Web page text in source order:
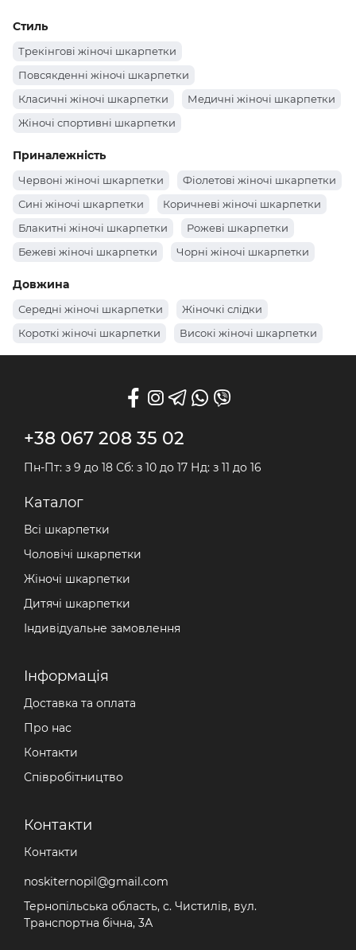
Стиль
Трекінгові жіночі шкарпетки
Повсякденні жіночі шкарпетки
Класичні жіночі шкарпетки
Медичні жіночі шкарпетки
Жіночі спортивні шкарпетки
Приналежність
Червоні жіночі шкарпетки
Фіолетові жіночі шкарпетки
Сині жіночі шкарпетки
Коричневі жіночі шкарпетки
Блакитні жіночі шкарпетки
Рожеві шкарпетки
Бежеві жіночі шкарпетки
Чорні жіночі шкарпетки
Довжина
Середні жіночі шкарпетки
Жіночкі слідки
Короткі жіночі шкарпетки
Високі жіночі шкарпетки
+38 067 208 35 02
Пн-Пт: з 9 до 18 Сб: з 10 до 17 Нд: з 11 до 16
Каталог
Всі шкарпетки
Чоловічі шкарпетки
Жіночі шкарпетки
Дитячі шкарпетки
Індивідуальне замовлення
Iнформація
Доставка та оплата
Про нас
Контакти
Співробітництво
Контакти
Контакти
noskiternopil@gmail.com
Тернопільська область, с. Чистилів, вул.
Транспортна бічна, 3А